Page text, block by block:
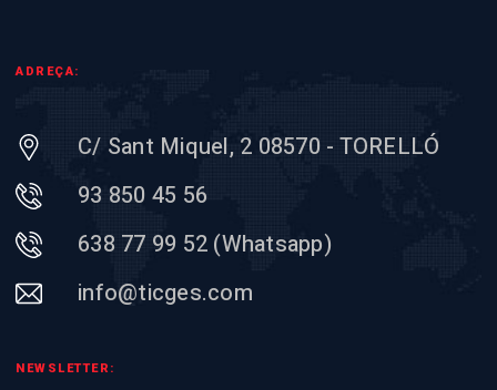
ADREÇA:
C/ Sant Miquel, 2 08570 - TORELLÓ
93 850 45 56
638 77 99 52 (Whatsapp)
info@ticges.com
NEWSLETTER: